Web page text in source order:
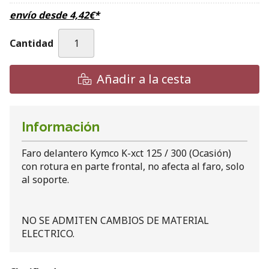
envío desde4,42€*
Cantidad
Añadir a la cesta
Información
Faro delantero Kymco K-xct 125 / 300 (Ocasión)
con rotura en parte frontal, no afecta al faro, solo
al soporte.
NO SE ADMITEN CAMBIOS DE MATERIAL
ELECTRICO.